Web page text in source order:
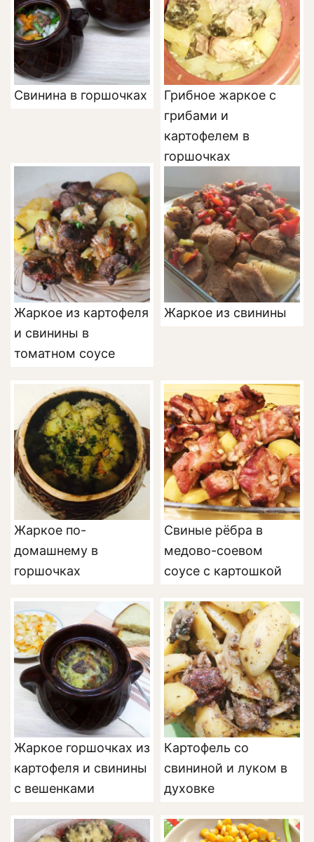
Свинина в горшочках
Грибное жаркое с
грибами и
картофелем в
горшочках
Жаркое из картофеля
и свинины в
томатном соусе
Жаркое из свинины
Жаркое по-
домашнему в
горшочках
Свиные рёбра в
медово-соевом
соусе с картошкой
Жаркое горшочках из
картофеля и свинины
с вешенками
Картофель со
свининой и луком в
духовке